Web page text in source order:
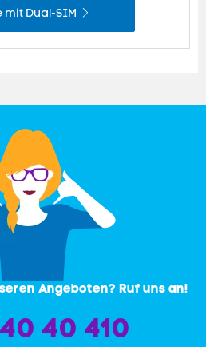
mit Dual-SIM
Angeboten? Ruf uns an!
40 410